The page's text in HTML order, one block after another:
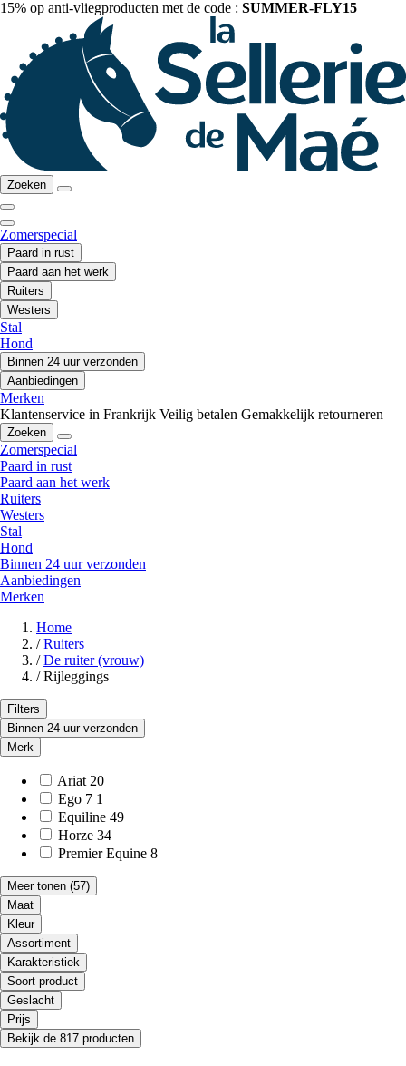
15% op anti-vliegproducten met de code : SUMMER-FLY15
Zoeken
Zomerspecial
Paard in rust
Paard aan het werk
Ruiters
Westers
Stal
Hond
Binnen 24 uur verzonden
Aanbiedingen
Merken
Klantenservice in Frankrijk Veilig betalen Gemakkelijk retourneren
Zoeken
Zomerspecial
Paard in rust
Paard aan het werk
Ruiters
Westers
Stal
Hond
Binnen 24 uur verzonden
Aanbiedingen
Merken
Home
/ Ruiters
/ De ruiter (vrouw)
/ Rijleggings
Filters
Binnen 24 uur verzonden
Merk
Ariat 20
Ego 7 1
Equiline 49
Horze 34
Premier Equine 8
Meer tonen (57)
Maat
Kleur
Assortiment
Karakteristiek
Soort product
Geslacht
Prijs
Bekijk de 817 producten